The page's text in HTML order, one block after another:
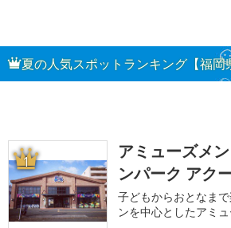
夏の人気スポットランキング【福岡
1
アミューズメ
ンパーク アク
子どもからおとなま
ンを中心としたアミ